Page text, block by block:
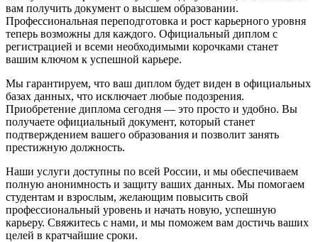
вам получить документ о высшем образовании.
Профессиональная переподготовка и рост карьерного уровня
теперь возможны для каждого. Официальный диплом с
регистрацией и всеми необходимыми корочками станет
вашим ключом к успешной карьере.
Мы гарантируем, что ваш диплом будет виден в официальных
базах данных, что исключает любые подозрения.
Приобретение диплома сегодня — это просто и удобно. Вы
получаете официальный документ, который станет
подтверждением вашего образования и позволит занять
престижную должность.
Наши услуги доступны по всей России, и мы обеспечиваем
полную анонимность и защиту ваших данных. Мы помогаем
студентам и взрослым, желающим повысить свой
профессиональный уровень и начать новую, успешную
карьеру. Свяжитесь с нами, и мы поможем вам достичь ваших
целей в кратчайшие сроки.